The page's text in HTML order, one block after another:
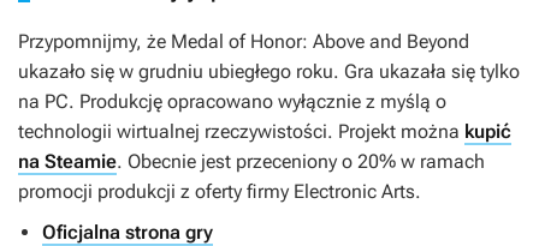
Przypomnijmy, że Medal of Honor: Above and Beyond
ukazało się w grudniu ubiegłego roku. Gra ukazała się tylko
na PC. Produkcję opracowano wyłącznie z myślą o
technologii wirtualnej rzeczywistości. Projekt można kupić
na Steamie. Obecnie jest przeceniony o 20% w ramach
promocji produkcji z oferty firmy Electronic Arts.
Oficjalna strona gry